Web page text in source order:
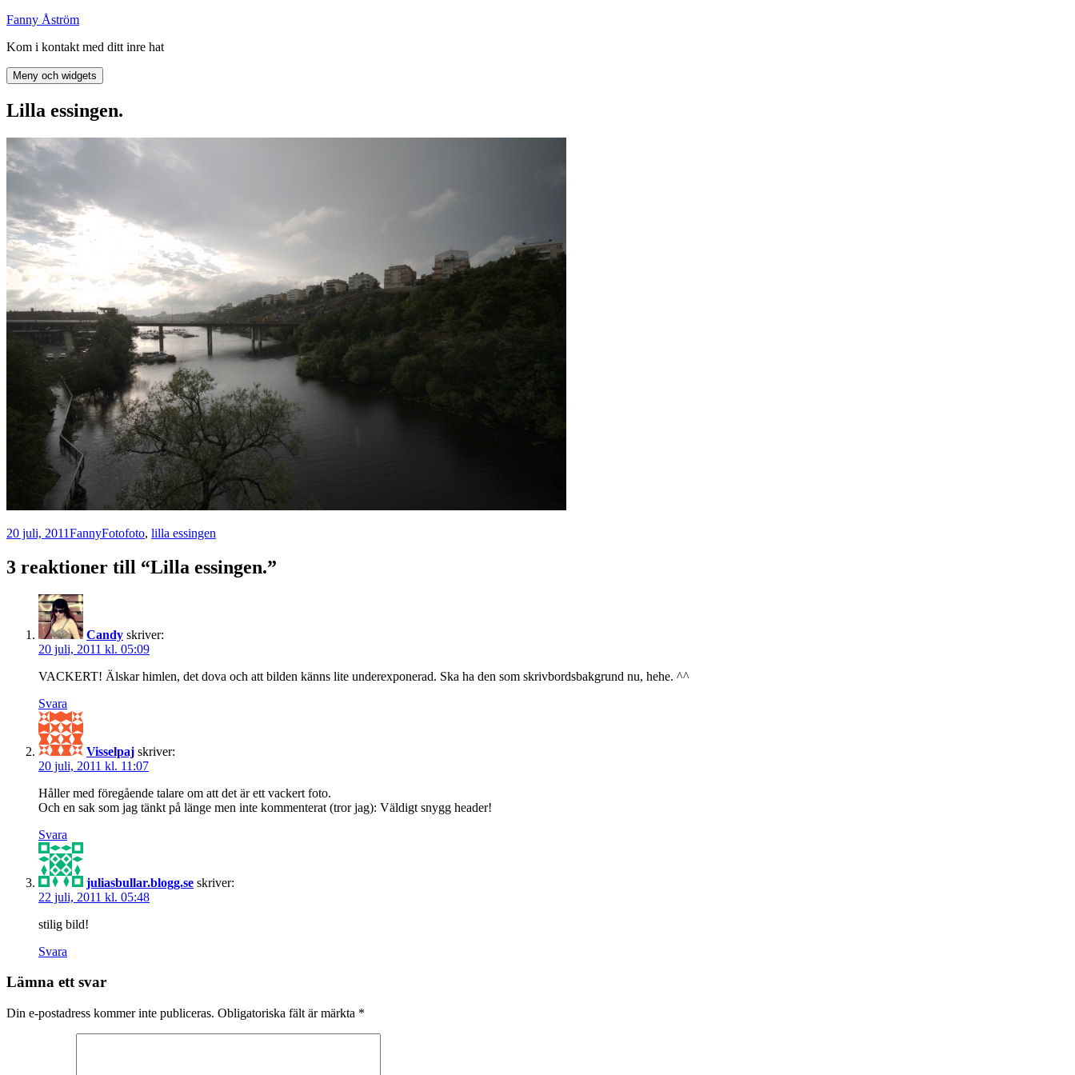
Hoppa
innehåll
Fanny Åström
Kom i kontakt med ditt inre hat
Meny och widgets
Lilla essingen.
Postat
20 juli, 2011Författare
FannyKategorier
FotoTaggar
foto, lilla essingen
3 reaktioner till “Lilla essingen.”
Candy skriver:
20 juli, 2011 kl. 05:09
VACKERT! Älskar himlen, det dova och att bilden känns lite underexponerad. Ska ha den som skrivbordsbakgrund nu, hehe. ^^
Svara
Visselpaj skriver:
20 juli, 2011 kl. 11:07
Håller med föregående talare om att det är ett vackert foto.
Och en sak som jag tänkt på länge men inte kommenterat (tror jag): Väldigt snygg header!
Svara
juliasbullar.blogg.se skriver:
22 juli, 2011 kl. 05:48
stilig bild!
Svara
Lämna ett svar
Din e-postadress kommer inte publiceras. Obligatoriska fält är märkta *